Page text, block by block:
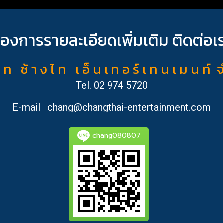
งการรายละเอียดเพิ่มเติม ติดต่อเ
ท ช้ า ง ไ ท เ อ็ น เ ท อ ร์ เ ท น เ ม น ท์
Tel. 02 974 5720
E-mail
chang@changthai-entertainment.com
chang080807